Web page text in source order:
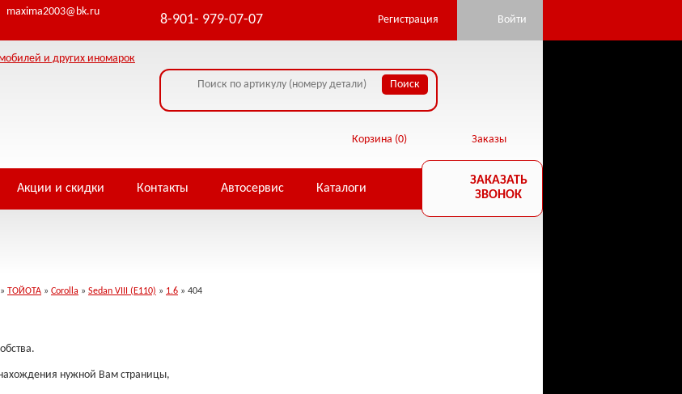
already sent by (output started at /home/i/infowe4f/piterjapan.ru/public_html/core/database.php:22) in
maxima2003@bk.ru
8-901- 979-07-07 Регистрация Войти
Заказы
Корзина (0)
Акции и скидки Контакты Автосервис Каталоги
ЗАКАЗАТЬ
ЗВОНОК
» ТОЙОТА » Corolla » Sedan VIII (E110) » 1.6 » 404
нужной Вам страницы,